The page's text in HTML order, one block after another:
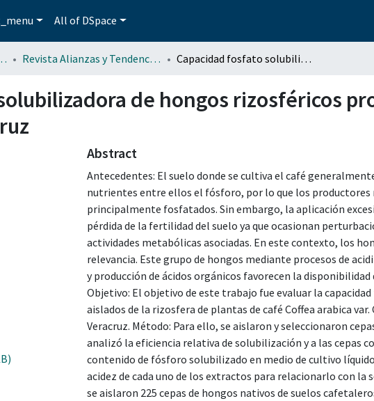
All of DSpace
Académicas Revista Alianzas y Tendencias BUAP (AyTBUAP) Capacidad fosfato solubilizadora de hongos rizosféricos provenientes de cafetales de Jilotepec, Veracruz
de hongos rizosféricos
Abstract
Antecedentes: El suelo donde se cultiva el café
nutrientes entre ellos el fósforo, por lo que los
principalmente fosfatados. Sin embargo, la aplicación
pérdida de la fertilidad del suelo ya que ocasionan
actividades metabólicas asociadas. En este contexto, los
relevancia. Este grupo de hongos mediante procesos de
y producción de ácidos orgánicos favorecen la
Objetivo: El objetivo de este trabajo fue evaluar la
aislados de la rizosfera de plantas de café Coffea arabica
Veracruz. Método: Para ello, se aislaron y seleccionaron
analizó la eficiencia relativa de solubilización y a las cepas
contenido de fósforo solubilizado en medio de cultivo
acidez de cada uno de los extractos para relacionarlo con
se aislaron 225 cepas de hongos nativos de suelos